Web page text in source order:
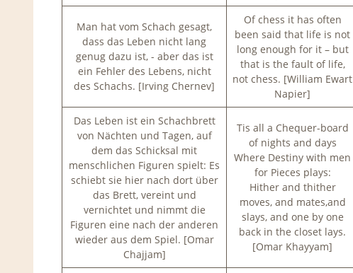
Man hat vom Schach gesagt,
dass das Leben nicht lang
genug dazu ist, - aber das ist
ein Fehler des Lebens, nicht
des Schachs. [Irving Chernev]
Of chess it has often
been said that life is not
long enough for it – but
that is the fault of life,
not chess. [William Ewart
Napier]
Das Leben ist ein Schachbrett
von Nächten und Tagen, auf
dem das Schicksal mit
menschlichen Figuren spielt: Es
schiebt sie hier nach dort über
das Brett, vereint und
vernichtet und nimmt die
Figuren eine nach der anderen
wieder aus dem Spiel. [Omar
Chajjam]
Tis all a Chequer-board
of nights and days
Where Destiny with men
for Pieces plays:
Hither and thither
moves, and mates,and
slays, and one by one
back in the closet lays.
[Omar Khayyam]